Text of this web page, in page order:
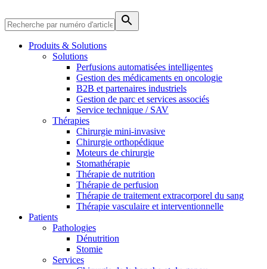
Soins à domicile
Nous coordonnons vos soins médicaux à votre sortie de
Trouvez votre emploi
Découvrez vos opportunités de carrière chez B. Braun.
Produits & Solutions
Solutions
Perfusions automatisées intelligentes
Gestion des médicaments en oncologie
B2B et partenaires industriels
Gestion de parc et services associés
Service technique / SAV
Thérapies
Chirurgie mini-invasive
Chirurgie orthopédique
Moteurs de chirurgie
Stomathérapie
Thérapie de nutrition
Thérapie de perfusion
Thérapie de traitement extracorporel du sang
Thérapie vasculaire et interventionnelle
Patients
Pathologies
Dénutrition
Stomie
Services